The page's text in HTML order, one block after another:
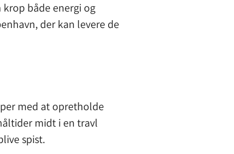
både energi og
der kan levere de
med at opretholde
midt i en travl
spist.